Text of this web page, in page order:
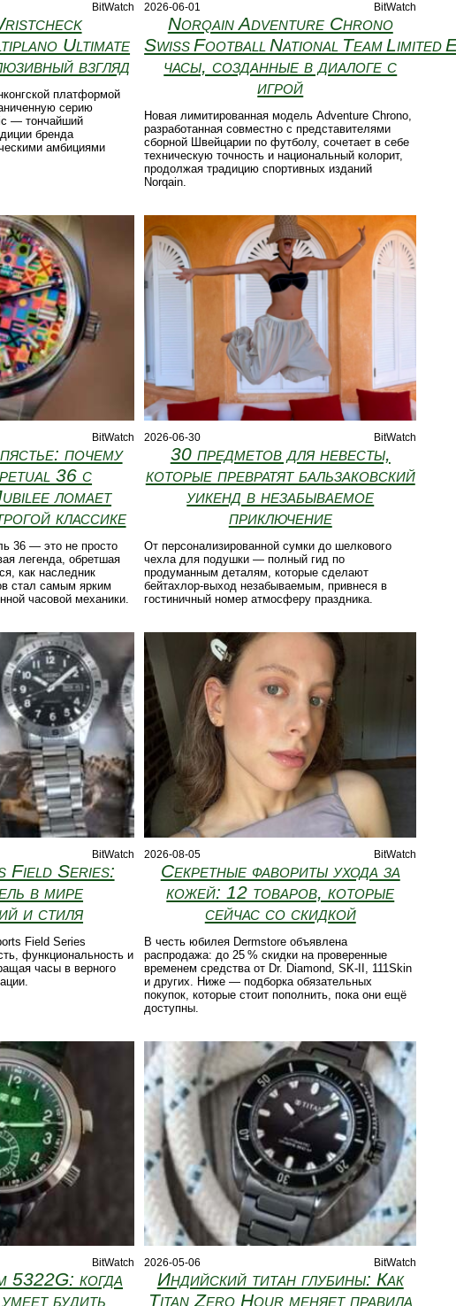
BitWatch
Ultimate
взгляд
платформой
серию
— тончайший
бренда
амбициями
2026-06-01 BitWatch
Norqain Adventure Chrono
Swiss Football National Team Limited
часы, созданные в диалоге с
игрой
Новая лимитированная модель Adventure Chrono,
разработанная совместно с представителями
сборной Швейцарии по футболу, сочетает в себе
техническую точность и национальный колорит,
продолжая традицию спортивных изданий
Norqain.
BitWatch
почему
36 с
ломает
классике
36 — это не просто
легенда, обретшая
как наследник
стал самым ярким
часовой механики.
2026-06-30 BitWatch
30 предметов для невесты,
которые превратят бальзаковский
уикенд в незабываемое
приключение
От персонализированной сумки до шелкового
чехла для подушки — полный гид по
продуманным деталям, которые сделают
бейтахлор-выход незабываемым, привнеся в
гостиничный номер атмосферу праздника.
BitWatch
Field Series:
в мире
и стиля
Field Series
функциональность и
часы в верного
2026-08-05 BitWatch
Секретные фавориты ухода за
кожей: 12 товаров, которые
сейчас со скидкой
В честь юбилея Dermstore объявлена
распродажа: до 25 % скидки на проверенные
временем средства от Dr. Diamond, SK‑II, 111Skin
и других. Ниже — подборка обязательных
покупок, которые стоит пополнить, пока они ещё
доступны.
BitWatch
5322G: когда
будить
2026-05-06 BitWatch
Индийский титан глубины: Как
Titan Zero Hour меняет правила